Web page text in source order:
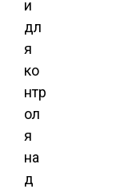
и
дл
я
ко
нтр
ол
я
на
д